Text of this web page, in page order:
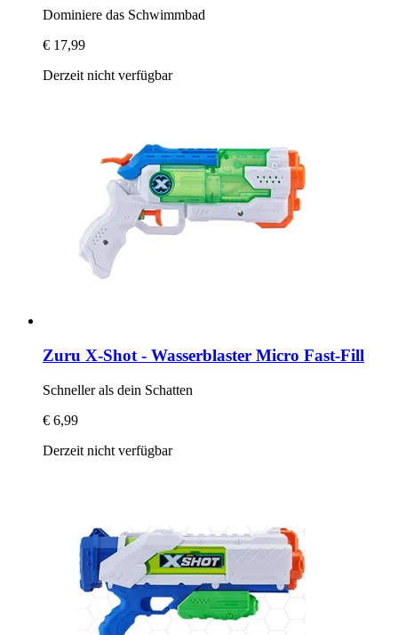
Dominiere das Schwimmbad
€ 17,99
Derzeit nicht verfügbar
Zuru X-​Shot -​ Wasserblaster Micro Fast-​Fill
Schneller als dein Schatten
€ 6,99
Derzeit nicht verfügbar